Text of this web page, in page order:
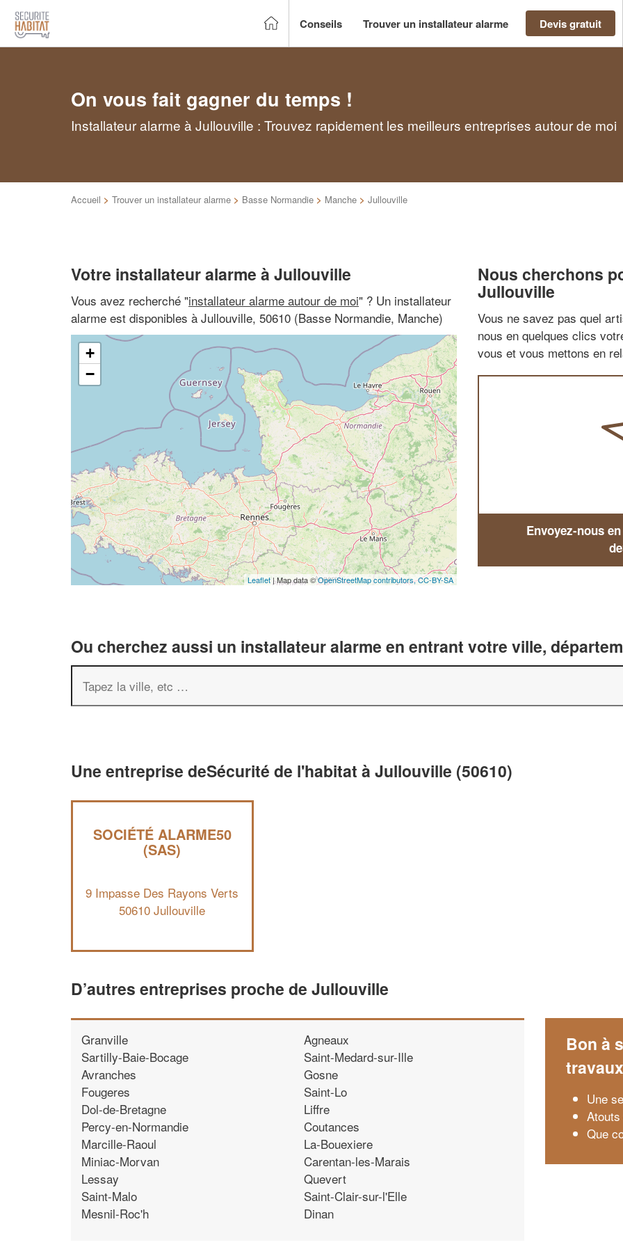
Conseils Trouver un installateur alarme Devis gratuit
On vous fait gagner du temps !
Installateur alarme à Jullouville : Trouvez rapidement les meilleurs entreprises autour de moi
Accueil > Trouver un installateur alarme > Basse Normandie > Manche > Jullouville
Votre installateur alarme à Jullouville
Vous avez recherché "installateur alarme autour de moi" ? Un installateur
alarme est disponibles à Jullouville, 50610 (Basse Normandie, Manche)
+
−
Leaflet | Map data ©OpenStreetMap contributors,CC-BY-SA
Nous cherchons
Jullouville
Vous ne savez pas quel
nous en quelques clics
vous et vous mettons en
Envoyez-nous
Ou cherchez aussi un installateur alarme en entrant votre ville,
Une entreprise deSécurité de l'habitat à Jullouville (50610)
SOCIÉTÉ ALARME50
(SAS)
9 Impasse Des Rayons Verts
50610 Jullouville
D’autres entreprises proche de Jullouville
Granville
Sartilly-Baie-Bocage
Avranches
Fougeres
Dol-de-Bretagne
Percy-en-Normandie
Marcille-Raoul
Miniac-Morvan
Lessay
Saint-Malo
Mesnil-Roc'h
Agneaux
Saint-Medard-sur-Ille
Gosne
Saint-Lo
Liffre
Coutances
La-Bouexiere
Carentan-les-Marais
Quevert
Saint-Clair-sur-l'Elle
Dinan
Bon à
travaux
Une
Que